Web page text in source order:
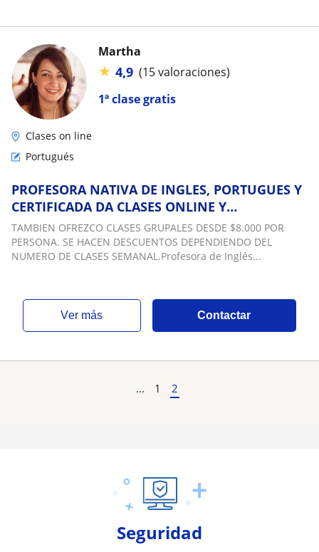
1ª clase gratis
Martha
★ 4,9 (15 valoraciones)
Clases on line
Portugués
PROFESORA NATIVA DE INGLES, PORTUGUES Y
CERTIFICADA DA CLASES ONLINE Y
PRESENCIALES Y PORTUGUES TODOS NIVELES:
INGLES DE NEGOCIOS EN LAS CONDES,
PROVIDENCIA, MAIPU, ÑUÑOA, PUDAHUEL,
TAMBIEN OFREZCO CLASES GRUPALES DESDE $8.000 POR
PERSONA. SE HACEN DESCUENTOS DEPENDIENDO DEL
NUMERO DE CLASES SEMANAL.Profesora de Inglés...
ver más Contactar
... 1 2
Seguridad